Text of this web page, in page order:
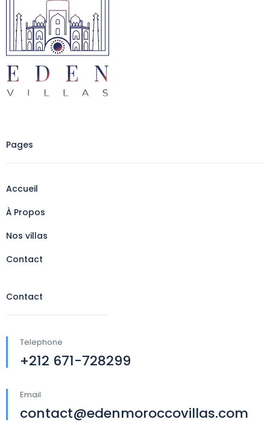
Pages
Accueil
À Propos
Nos villas
Contact
Contact
Telephone
+212 671-728299
Email
contact@edenmoroccovillas.com